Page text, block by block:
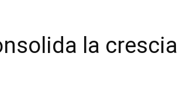
la crescia